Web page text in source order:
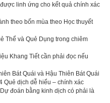
linh ứng cho kết quả chính xác
theo bốn mùa theo Học thuyết
Thể và Quẻ Dụng trong chiêm
Khang Tiết cần phải đọc nếu
Bát Quái và Hậu Thiên Bát Quái
Quẻ dịch dễ hiểu – chính xác
đoán bằng kinh dịch có phải là